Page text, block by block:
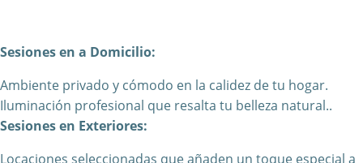
Sesiones en a Domicilio:
Ambiente privado y cómodo en la calidez de tu hogar.
Iluminación profesional que resalta tu belleza natural..
Sesiones en Exteriores:
Locaciones seleccionadas que añaden un toque especial a